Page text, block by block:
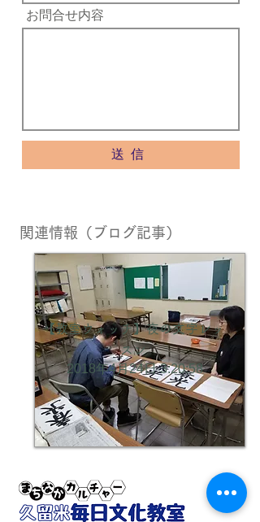
お問合せ内容
送信
関連情報（ブログ記事）
【教室ウォッチ】夜の文字レッ
スン
2018年4月24日 3:20:58